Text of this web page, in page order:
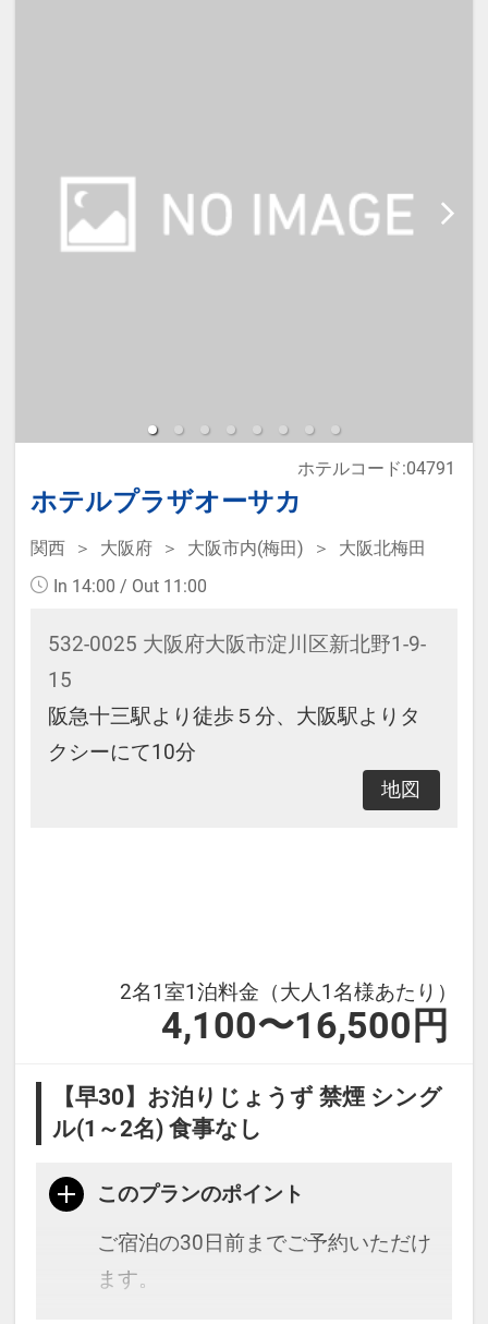
ホテルプラザオーサカ
ホテルコード:04791
関西 大阪府 大阪市内(梅田)
大阪北梅田
In 14:00 / Out 11:00
532-0025 大阪府大阪市淀川区新北野1-9-
15
阪急十三駅より徒歩５分、大阪駅よりタ
クシーにて10分
地図
2名1室1泊料金（大人1名様あたり）
4,100〜16,500円
【早30】お泊りじょうず 禁煙 シング
ル(1～2名) 食事なし
このプランのポイント
ご宿泊の30日前までご予約いただけ
ます。